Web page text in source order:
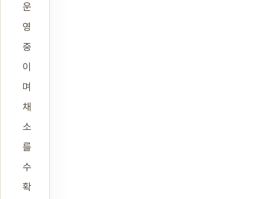
운
영
중
이
며
채
소
를
수
확